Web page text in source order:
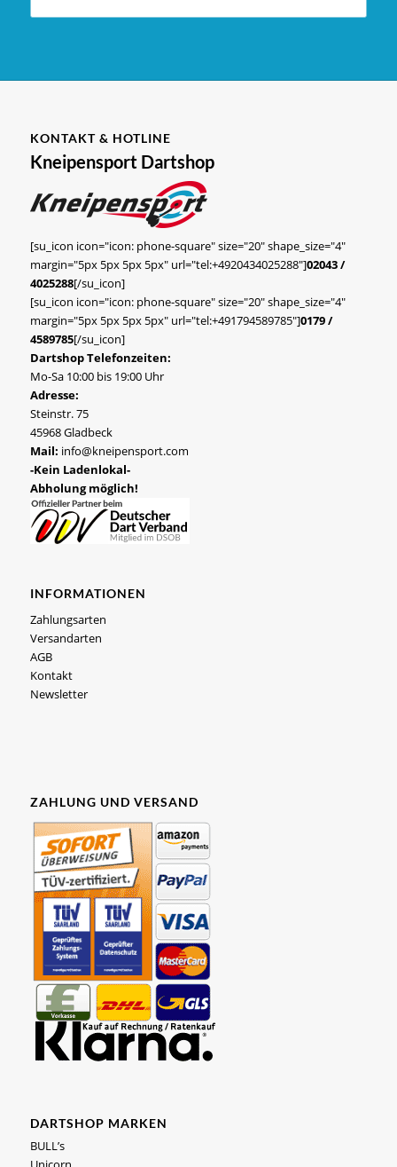
KONTAKT & HOTLINE
Kneipensport Dartshop
[su_icon icon="icon: phone-square" size="20" shape_size="4"
margin="5px 5px 5px 5px" url="tel:+4920434025288"]02043 /
4025288[/su_icon]
[su_icon icon="icon: phone-square" size="20" shape_size="4"
margin="5px 5px 5px 5px" url="tel:+491794589785"]0179 /
4589785[/su_icon]
Dartshop Telefonzeiten:
Mo-Sa 10:00 bis 19:00 Uhr
Adresse:
Steinstr. 75
45968 Gladbeck
Mail: info@kneipensport.com
-Kein Ladenlokal-
Abholung möglich!
INFORMATIONEN
Zahlungsarten
Versandarten
AGB
Kontakt
Newsletter
ZAHLUNG UND VERSAND
DARTSHOP MARKEN
BULL’s